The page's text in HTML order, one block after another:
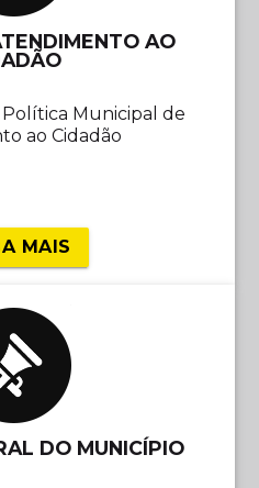
AO
Política Municipal de
ao Cidadão
MAIS
DO MUNICÍPIO